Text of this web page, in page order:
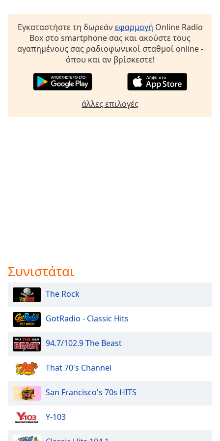
dialog
window.
Caption
Area
Background
Color
Opacity
Font
Edge
Εγκαταστήστε τη δωρεάν εφαρμογή Online Radio
Box στο smartphone σας και ακούστε τους
αγαπημένους σας ραδιοφωνικοί σταθμοί online -
όπου και αν βρίσκεστε!
άλλες επιλογές
Συνιστάται
The Rock
GotRadio - Classic Hits
94.7/102.9 The Beast
That 70's Channel
San Francisco's 70s HITS
Y-103